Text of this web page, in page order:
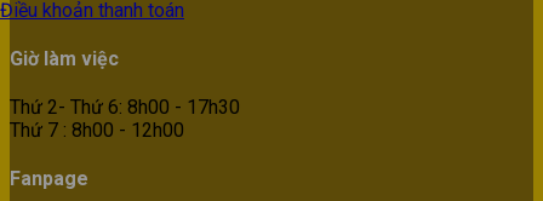
Điều khoản thanh toán
Giờ làm việc
Thứ 2- Thứ 6: 8h00 - 17h30
Thứ 7 : 8h00 - 12h00
Fanpage